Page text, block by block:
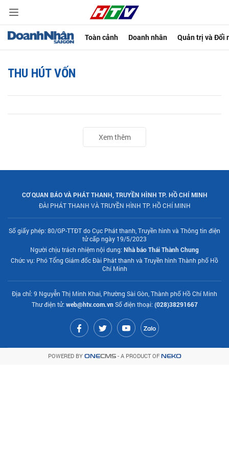
Toàn cảnh Doanh nhân Quản trị và Đổi
THU HÚT VỐN
Xem thêm
CƠ QUAN BÁO VÀ PHÁT THANH, TRUYỀN HÌNH TP. HỒ CHÍ MINH
ĐÀI PHÁT THANH VÀ TRUYỀN HÌNH TP. HỒ CHÍ MINH
Số giấy phép: 80/GP-TTĐT do Cục Phát thanh, Truyền hình và Thông tin điện
tử cấp ngày 19/5/2023
Người chịu trách nhiệm nội dung: Nhà báo Thái Thành Chung
Chức vụ: Phó Tổng Giám đốc Đài Phát thanh và Truyền hình Thành phố Hồ
Chí Minh
Địa chỉ: 9 Nguyễn Thị Minh Khai, Phường Sài Gòn, Thành phố Hồ Chí Minh
Thư điện tử: web@htv.com.vnSố điện thoại: (028)38291667
POWERED BY ONECMS- A PRODUCT OF NEKO